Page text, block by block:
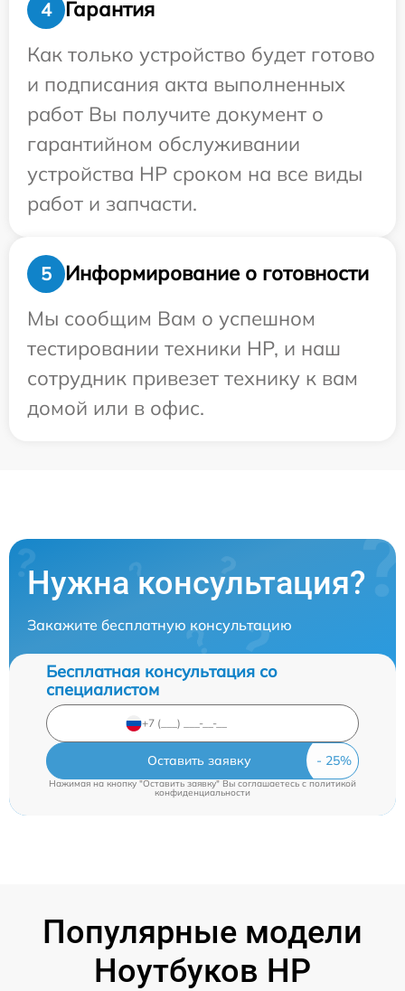
4
Гарантия
Как только устройство будет готово
и подписания акта выполненных
работ Вы получите документ о
гарантийном обслуживании
устройства HP сроком на все виды
работ и запчасти.
5
Информирование о готовности
Мы сообщим Вам о успешном
тестировании техники HP, и наш
сотрудник привезет технику к вам
домой или в офис.
Нужна консультация?
Закажите бесплатную консультацию
Бесплатная консультация со
специалистом
Оставить заявку
Нажимая на кнопку "Оставить заявку" Вы соглашаетесь cполитикой
конфиденциальности
Популярные модели
Ноутбуков HP